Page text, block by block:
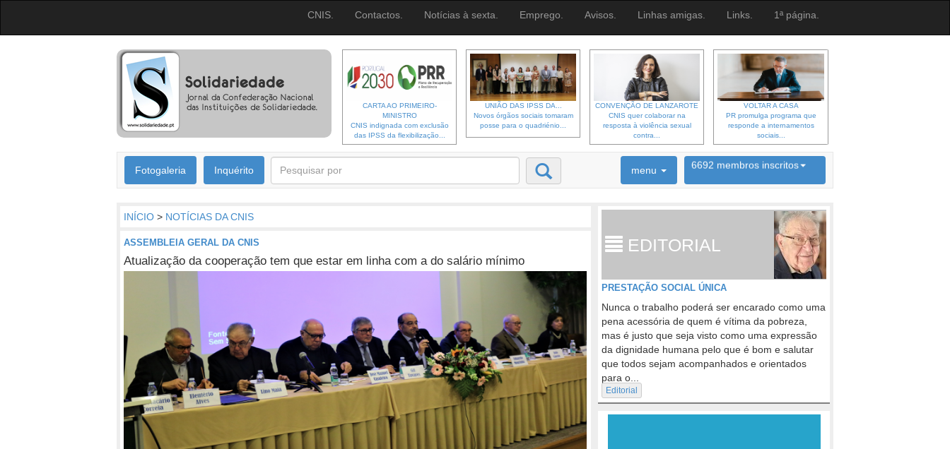
CNIS. Contactos. Notícias à sexta. Emprego. Avisos. Linhas amigas. Links. 1ª página.
CARTA AO PRIMEIRO-
MINISTRO
CNIS indignada com exclusão
das IPSS da flexibilização...
UNIÃO DAS IPSS DA...
Novos órgãos sociais tomaram
posse para o quadriénio...
CONVENÇÃO DE LANZAROTE
CNIS quer colaborar na
resposta à violência sexual
contra...
VOLTAR A CASA
PR promulga programa que
responde a internamentos
sociais...
Fotogaleria Inquérito menu 6692 membros inscritos
INÍCIO > NOTÍCIAS DA CNIS
ASSEMBLEIA GERAL DA CNIS
Atualização da cooperação tem que estar em linha com a do salário mínimo
EDITORIAL
PRESTAÇÃO SOCIAL ÚNICA
Nunca o trabalho poderá ser encarado como uma
pena acessória de quem é vítima da pobreza,
mas é justo que seja visto como uma expressão
da dignidade humana pelo que é bom e salutar
que todos sejam acompanhados e orientados
para o...
Editorial